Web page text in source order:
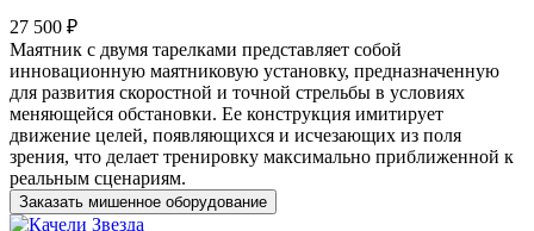
27 500 ₽
Маятник с двумя тарелками представляет собой
инновационную маятниковую установку, предназначенную
для развития скоростной и точной стрельбы в условиях
меняющейся обстановки. Ее конструкция имитирует
движение целей, появляющихся и исчезающих из поля
зрения, что делает тренировку максимально приближенной к
реальным сценариям.
Заказать мишенное оборудование